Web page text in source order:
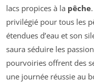
lacs propices à la pêche
privilégié pour tous les
étendues d’eau et son
saura séduire les
pourvoiries offrent des
une journée réussie au